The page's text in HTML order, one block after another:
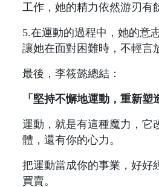
工作，她的精力依然游刃有
5.在運動的過程中，她的意
讓她在面對困難時，不輕言
最後，李筱懿總結：
「堅持不懈地運動，重新塑
運動，就是有這種魔力，它
體，還有你的心力。
把運動當成你的事業，好好
買賣。